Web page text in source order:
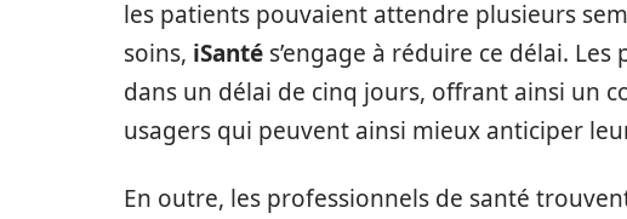
les patients pouvaient attendre plusieurs
soins, iSanté s’engage à réduire ce délai.
dans un délai de cinq jours, offrant ainsi un
usagers qui peuvent ainsi mieux anticiper
En outre, les professionnels de santé